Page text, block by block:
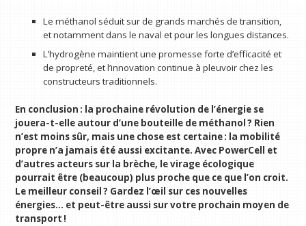
Le méthanol séduit sur de grands marchés de transition,
et notamment dans le naval et pour les longues distances.
L’hydrogène maintient une promesse forte d’efficacité et
de propreté, et l’innovation continue à pleuvoir chez les
constructeurs traditionnels.
En conclusion : la prochaine révolution de l’énergie se
jouera-t-elle autour d’une bouteille de méthanol ? Rien
n’est moins sûr, mais une chose est certaine : la mobilité
propre n’a jamais été aussi excitante. Avec PowerCell et
d’autres acteurs sur la brèche, le virage écologique
pourrait être (beaucoup) plus proche que ce que l’on croit.
Le meilleur conseil ? Gardez l’œil sur ces nouvelles
énergies… et peut-être aussi sur votre prochain moyen de
transport !